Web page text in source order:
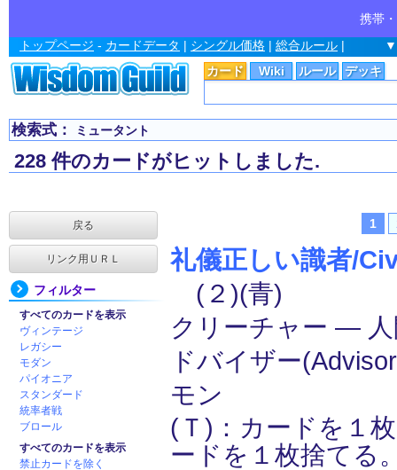
携帯
カード Wiki ルール デッキ
トップページ - カードデータ | シングル価格 | 総合ルール |
検索式： ミュータント
228 件のカードがヒットしました.
戻る
リンク用ＵＲＬ
フィルター
すべてのカードを表示
ヴィンテージ
レガシー
モダン
パイオニア
スタンダード
統率者戦
ブロール
すべてのカードを表示
禁止カードを除く
1
礼儀正しい識者/
(２)(青)
クリーチャー ―
ドバイザー
モン
(Ｔ)：カードを１
ードを１枚捨てる